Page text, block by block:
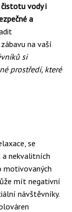
vody i
a
na vaší
si
prostředí, které
se
a nekvalitních
motivovaných
mít negativní
návštěvníky.